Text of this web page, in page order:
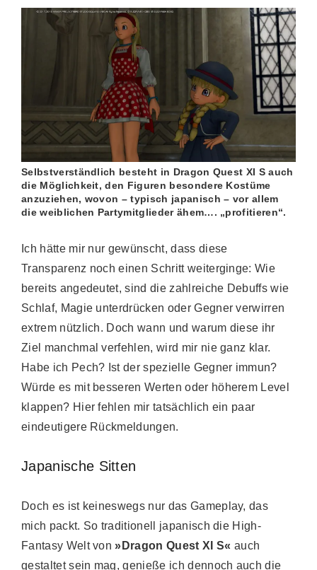
Selbstverständlich besteht in Dragon Quest XI S auch
die Möglichkeit, den Figuren besondere Kostüme
anzuziehen, wovon – typisch japanisch – vor allem
die weiblichen Partymitglieder ähem…. „profitieren“.
Ich hätte mir nur gewünscht, dass diese
Transparenz noch einen Schritt weiterginge: Wie
bereits angedeutet, sind die zahlreiche Debuffs wie
Schlaf, Magie unterdrücken oder Gegner verwirren
extrem nützlich. Doch wann und warum diese ihr
Ziel manchmal verfehlen, wird mir nie ganz klar.
Habe ich Pech? Ist der spezielle Gegner immun?
Würde es mit besseren Werten oder höherem Level
klappen? Hier fehlen mir tatsächlich ein paar
eindeutigere Rückmeldungen.
Japanische Sitten
Doch es ist keineswegs nur das Gameplay, das
mich packt. So traditionell japanisch die High-
Fantasy Welt von»Dragon Quest XI S« auch
gestaltet sein mag, genieße ich dennoch auch die